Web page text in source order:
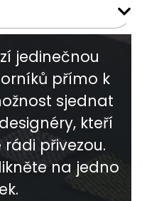
jedinečnou
přímo k
sjednat
kteří
přivezou.
na jedno